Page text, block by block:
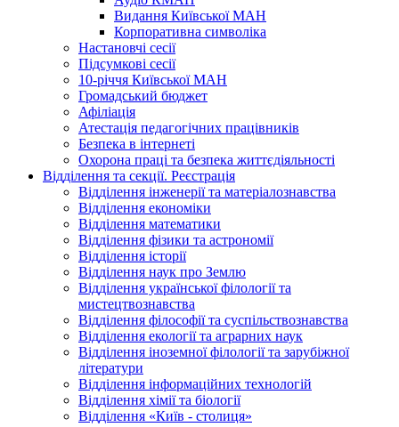
Видання Київської МАН
Корпоративна символіка
Настановчі сесії
Підсумкові сесії
10-річчя Київської МАН
Громадський бюджет
Афіліація
Атестація педагогічних працівників
Безпека в інтернеті
Охорона праці та безпека життєдіяльності
Відділення та секції. Реєстрація
Відділення інженерії та матеріалознавства
Відділення економіки
Відділення математики
Відділення фізики та астрономії
Відділення історії
Відділення наук про Землю
Відділення української філології та
мистецтвознавства
Відділення філософії та суспільствознавства
Відділення екології та аграрних наук
Відділення іноземної філології та зарубіжної
літератури
Відділення інформаційних технологій
Відділення хімії та біології
Відділення «Київ - столиця»